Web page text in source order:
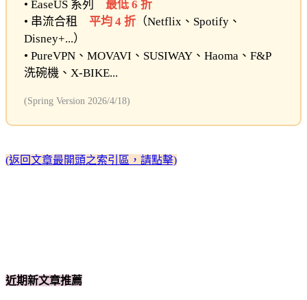
• EaseUS 系列 最低 6 折
• 串流合租 平均 4 折 （Netflix、Spotify、
Disney+...）
• PureVPN、MOVAVI、SUSIWAY、Haoma、F&P
洗碗機、X-BIKE...
(Spring Version 2026/4/18)
(返回文章最開頭之索引區，請點擊)
近期新文章推薦